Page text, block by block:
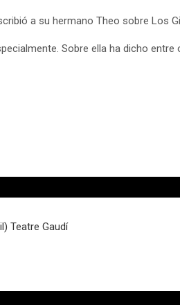
a su hermano Theo sobre Los
Sobre ella ha dicho
Teatre Gaudí